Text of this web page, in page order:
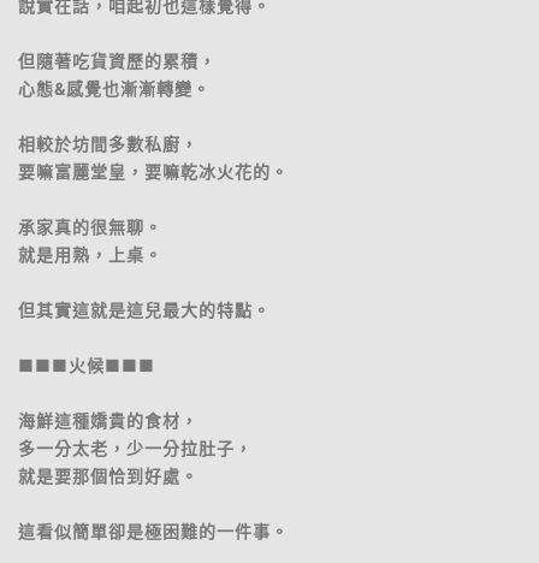
說實在話，咱起初也這樣覺得。
但隨著吃貨資歷的累積，
心態&感覺也漸漸轉變。
相較於坊間多數私廚，
要嘛富麗堂皇，要嘛乾冰火花的。
承家真的很無聊。
就是用熟，上桌。
但其實這就是這兒最大的特點。
■■■火候■■■
海鮮這種嬌貴的食材，
多一分太老，少一分拉肚子，
就是要那個恰到好處。
這看似簡單卻是極困難的一件事。